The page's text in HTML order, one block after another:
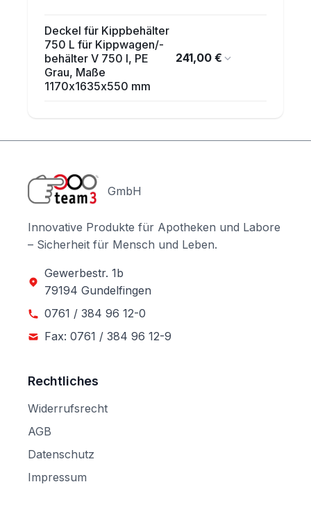
Deckel für Kippbehälter
750 L für Kippwagen/-
behälter V 750 l, PE
Grau, Maße
1170x1635x550 mm
241,00 €
GmbH
Innovative Produkte für Apotheken und Labore
– Sicherheit für Mensch und Leben.
Gewerbestr. 1b
79194 Gundelfingen
0761 / 384 96 12-0
Fax: 0761 / 384 96 12-9
Rechtliches
Widerrufsrecht
AGB
Datenschutz
Impressum